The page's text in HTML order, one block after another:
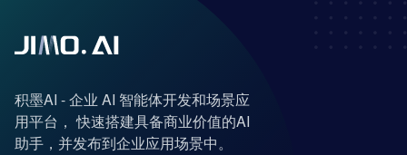
积墨AI - 企业 AI 智能体开发和场景应
用平台， 快速搭建具备商业价值的AI
助手，并发布到企业应用场景中。